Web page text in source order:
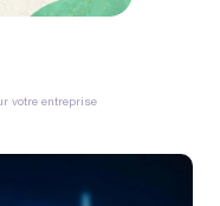
votre entreprise